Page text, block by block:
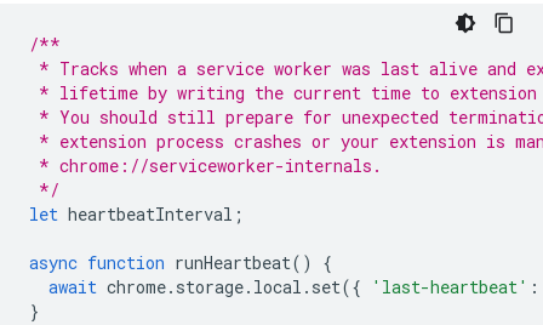
/**
* Tracks when a service worker was last alive and
* lifetime by writing the current time to extension
* You should still prepare for unexpected
* extension process crashes or your extension is
* chrome://serviceworker-internals.
*/
let heartbeatInterval ;
async function runHeartbeat()
{
await chrome. storage. local . set({ 'last-heartbeat' :
}